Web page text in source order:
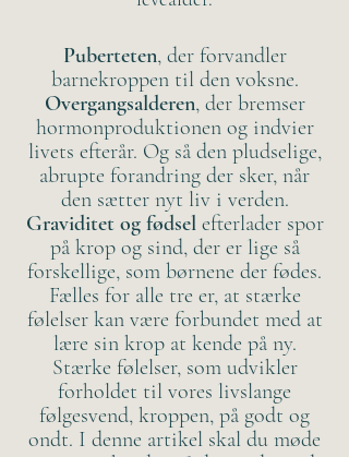
Puberteten, der forvandler
barnekroppen til den voksne.
Overgangsalderen, der bremser
hormonproduktionen og indvier
livets efterår. Og så den pludselige,
abrupte forandring der sker, når
den sætter nyt liv i verden.
Graviditet og fødselefterlader spor
på krop og sind, der er lige så
forskellige, som børnene der fødes.
Fælles for alle tre er, at stærke
følelser kan være forbundet med at
lære sin krop at kende på ny.
Stærke følelser, som udvikler
forholdet til vores livslange
følgesvend, kroppen, på godt og
ondt. I denne artikel skal du møde